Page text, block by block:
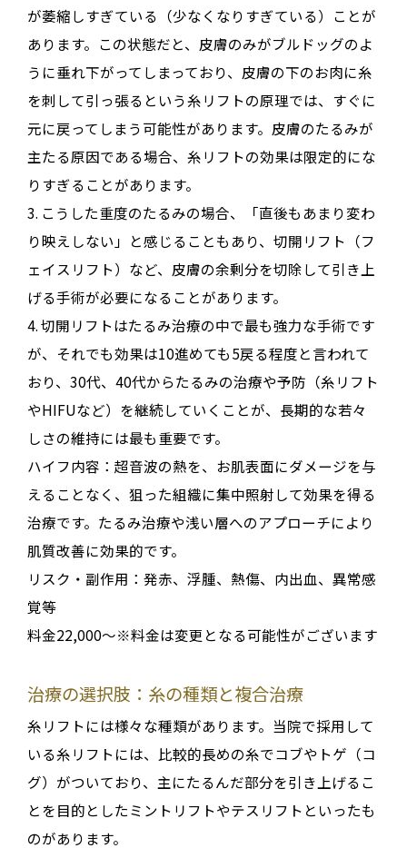
が萎縮しすぎている（少なくなりすぎている）ことが
あります。この状態だと、皮膚のみがブルドッグのよ
うに垂れ下がってしまっており、皮膚の下のお肉に糸
を刺して引っ張るという糸リフトの原理では、すぐに
元に戻ってしまう可能性があります。皮膚のたるみが
主たる原因である場合、糸リフトの効果は限定的にな
りすぎることがあります。
3. こうした重度のたるみの場合、「直後もあまり変わ
り映えしない」と感じることもあり、切開リフト（フ
ェイスリフト）など、皮膚の余剰分を切除して引き上
げる手術が必要になることがあります。
4.切開リフトはたるみ治療の中で最も強力な手術です
が、それでも効果は10進めても5戻る程度と言われて
おり、30代、40代からたるみの治療や予防（糸リフト
やHIFUなど）を継続していくことが、長期的な若々
しさの維持には最も重要です。
ハイフ内容： 超音波の熱を、お肌表面にダメージを与
えることなく、狙った組織に集中照射して効果を得る
治療です。たるみ治療や浅い層へのアプローチにより
肌質改善に効果的です。
リスク・副作用： 発赤、浮腫、熱傷、内出血、異常感
覚等
料金22,000～※料金は変更となる可能性がございます
治療の選択肢：糸の種類と複合治療
糸リフトには様々な種類があります。当院で採用して
いる糸リフトには、比較的長めの糸でコブやトゲ（コ
グ）がついており、主にたるんだ部分を引き上げるこ
とを目的としたミントリフトやテスリフト といったも
のがあります。